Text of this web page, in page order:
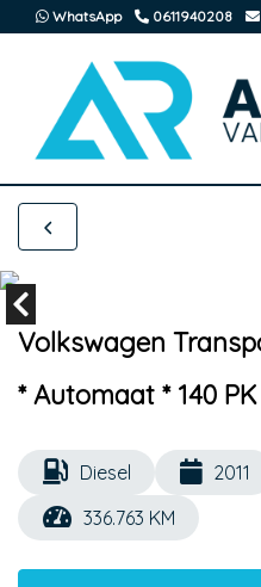
WhatsApp 0611940208
Volkswagen
* Automaat * 140 PK
Diesel 2011
336.763 KM